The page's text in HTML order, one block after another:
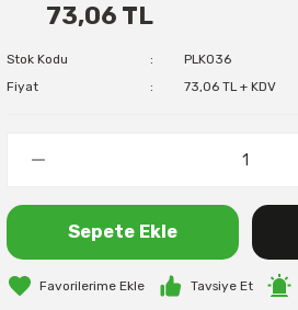
73,06 TL
Stok Kodu
PLK036
Fiyat
73,06 TL + KDV
Sepete Ekle
Tavsiye Et